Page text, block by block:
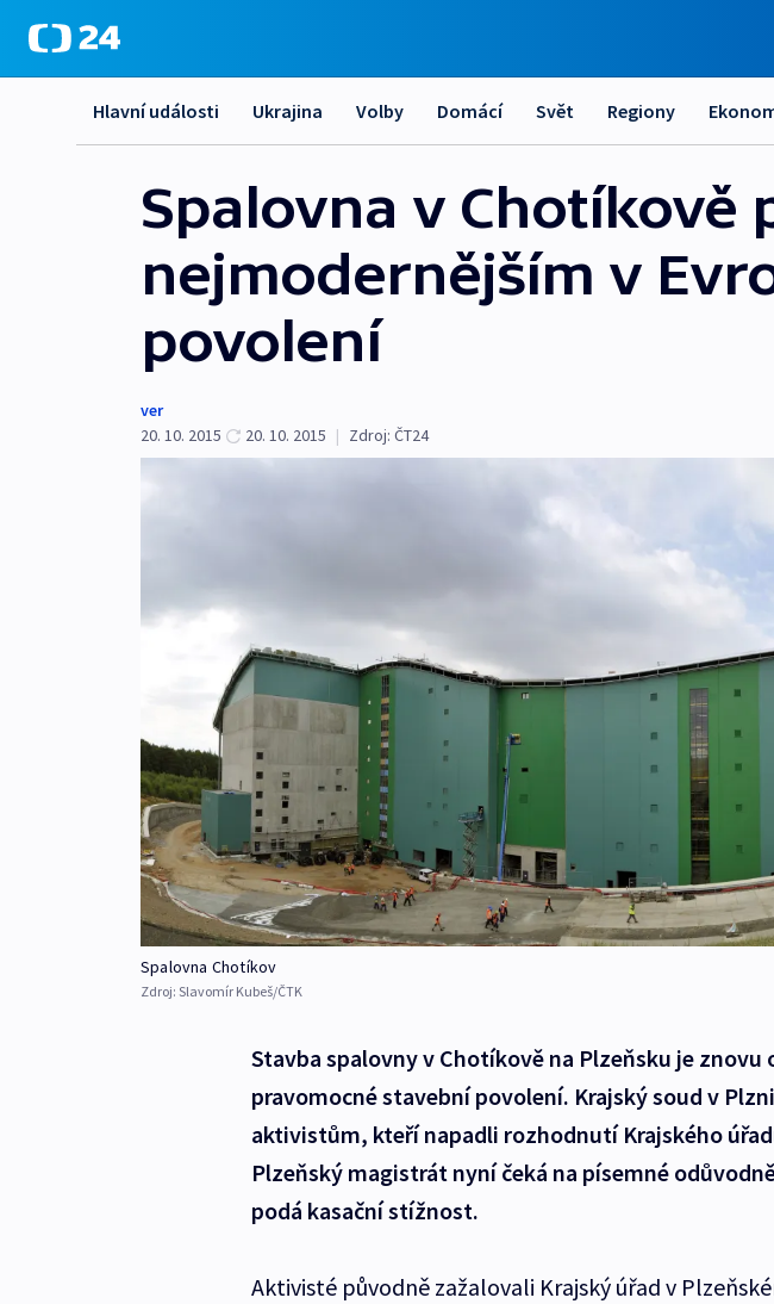
Hlavní události Ukrajina Volby Domácí Svět Regiony
Spalovna v Chotíkově
nejmodernějším v
povolení
ver
20. 10. 2015
20. 10. 2015 | Zdroj: ČT24
Spalovna Chotíkov
Zdroj: Slavomír Kubeš/ČTK
Stavba spalovny v Chotíkově na Plzeňsku je znovu
pravomocné stavební povolení. Krajský soud v
aktivistům, kteří napadli rozhodnutí Krajského
Plzeňský magistrát nyní čeká na písemné
podá kasační stížnost.
Aktivisté původně zažalovali Krajský úřad v